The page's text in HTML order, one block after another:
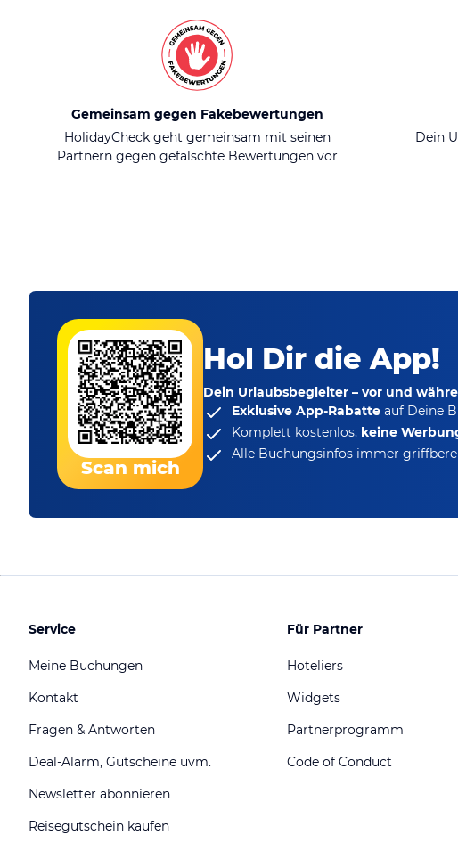
Gemeinsam gegen Fakebewertungen
HolidayCheck geht gemeinsam mit seinen
Partnern gegen gefälschte Bewertungen vor
Dein
Scan mich
Hol Dir die App!
Dein Urlaubsbegleiter – vor und
Exklusive App-Rabatte auf Deine
Komplett kostenlos, keine
Alle Buchungsinfos immer
Service
Meine Buchungen
Kontakt
Fragen & Antworten
Deal-Alarm, Gutscheine uvm.
Newsletter abonnieren
Reisegutschein kaufen
Für Partner
Hoteliers
Widgets
Partnerprogramm
Code of Conduct